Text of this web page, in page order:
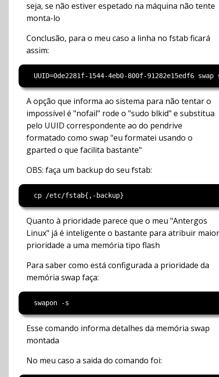
seja, se não estiver espetado na máquina não tente
monta-lo
Conclusão, para o meu caso a linha no fstab ficará
assim:
A opção que informa ao sistema para não tentar o
impossível é "nofail" rode o "sudo blkid" e substitua
pelo UUID correspondente ao do pendrive
formatado como swap "eu formatei usando o
gparted o que facilita bastante"
OBS: faça um backup do seu fstab:
Quanto à prioridade parece que o meu "Antergos
Linux" já é inteligente o bastante para atribuir maior
prioridade a uma memória tipo flash
Para saber como está configurada a prioridade da
memória swap faça:
Esse comando informa detalhes da memória swap
montada
No meu caso a saida do comando foi: